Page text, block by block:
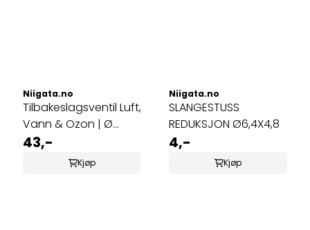
Niigata.no
Tilbakeslagsventil Luft,
Vann & Ozon | Ø
12mm
43,-
Kjøp
Niigata.no
SLANGESTUSS
REDUKSJON Ø6,4X4,8
4,-
Kjøp